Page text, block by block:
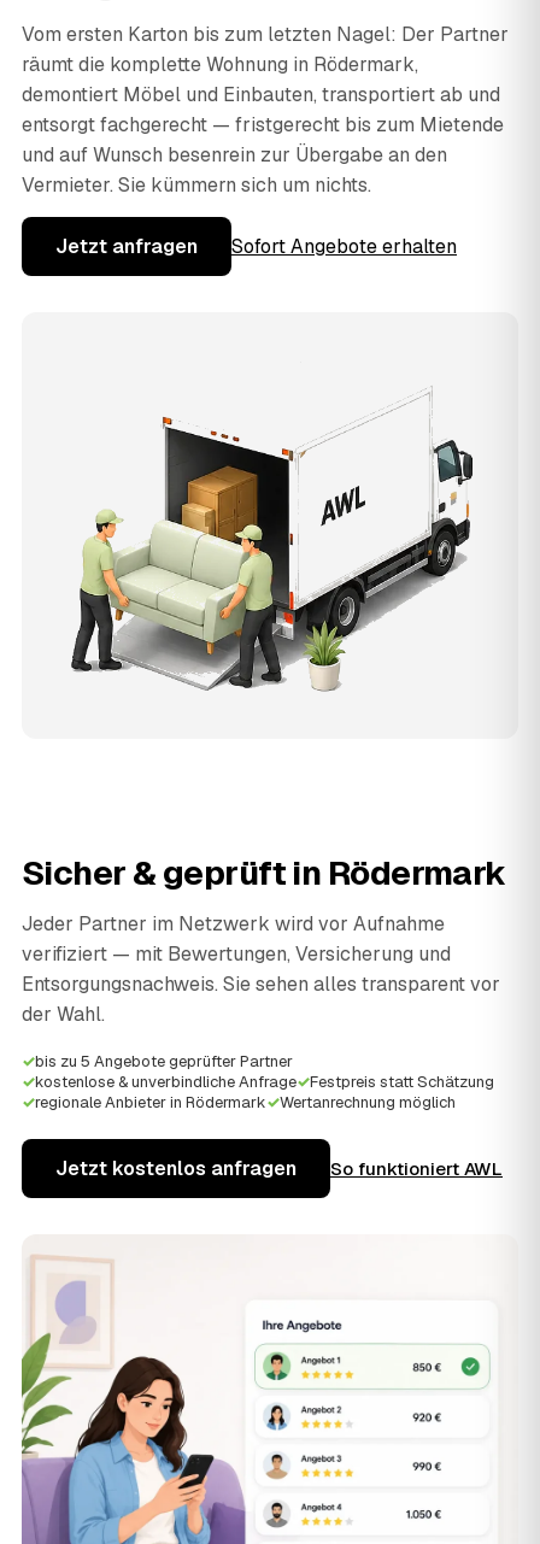
Vom ersten Karton bis zum letzten Nagel: Der Partner
räumt die komplette Wohnung in Rödermark,
demontiert Möbel und Einbauten, transportiert ab und
entsorgt fachgerecht — fristgerecht bis zum Mietende
und auf Wunsch besenrein zur Übergabe an den
Vermieter. Sie kümmern sich um nichts.
Jetzt anfragen Sofort Angebote erhalten
Sicher & geprüft in Rödermark
Jeder Partner im Netzwerk wird vor Aufnahme
verifiziert — mit Bewertungen, Versicherung und
Entsorgungsnachweis. Sie sehen alles transparent vor
der Wahl.
✓bis zu 5 Angebote geprüfter Partner
✓kostenlose & unverbindliche Anfrage✓Festpreis statt Schätzung
✓regionale Anbieter in Rödermark✓Wertanrechnung möglich
Jetzt kostenlos anfragen So funktioniert AWL